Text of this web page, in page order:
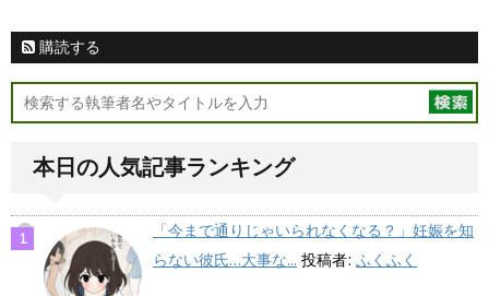
購読する
本日の人気記事ランキング
「今まで通りじゃいられなくなる？」妊娠を知
らない彼氏…大事な... 投稿者: ふくふく